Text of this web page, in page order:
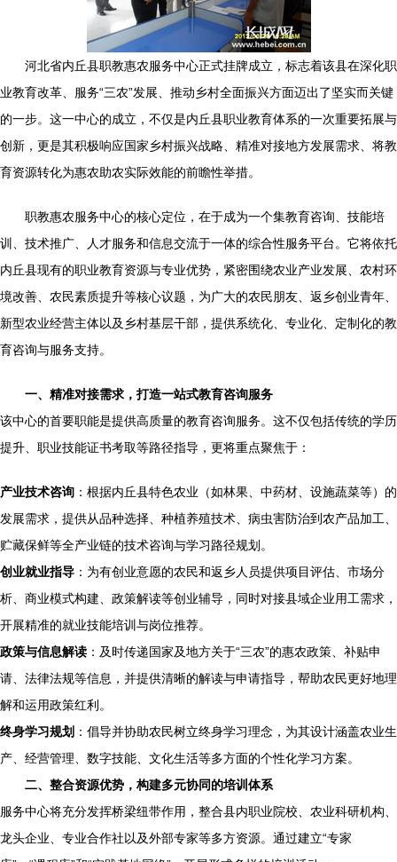
河北省内丘县职教惠农服务中心正式挂牌成立，标志着该县在深化职
业教育改革、服务“三农”发展、推动乡村全面振兴方面迈出了坚实而关键
的一步。这一中心的成立，不仅是内丘县职业教育体系的一次重要拓展与
创新，更是其积极响应国家乡村振兴战略、精准对接地方发展需求、将教
育资源转化为惠农助农实际效能的前瞻性举措。
职教惠农服务中心的核心定位，在于成为一个集教育咨询、技能培
训、技术推广、人才服务和信息交流于一体的综合性服务平台。它将依托
内丘县现有的职业教育资源与专业优势，紧密围绕农业产业发展、农村环
境改善、农民素质提升等核心议题，为广大的农民朋友、返乡创业青年、
新型农业经营主体以及乡村基层干部，提供系统化、专业化、定制化的教
育咨询与服务支持。
一、精准对接需求，打造一站式教育咨询服务
该中心的首要职能是提供高质量的教育咨询服务。这不仅包括传统的学历
提升、职业技能证书考取等路径指导，更将重点聚焦于：
产业技术咨询 ：根据内丘县特色农业（如林果、中药材、设施蔬菜等）的
发展需求，提供从品种选择、种植养殖技术、病虫害防治到农产品加工、
贮藏保鲜等全产业链的技术咨询与学习路径规划。
创业就业指导 ：为有创业意愿的农民和返乡人员提供项目评估、市场分
析、商业模式构建、政策解读等创业辅导，同时对接县域企业用工需求，
开展精准的就业技能培训与岗位推荐。
政策与信息解读 ：及时传递国家及地方关于“三农”的惠农政策、补贴申
请、法律法规等信息，并提供清晰的解读与申请指导，帮助农民更好地理
解和运用政策红利。
终身学习规划 ：倡导并协助农民树立终身学习理念，为其设计涵盖农业生
产、经营管理、数字技能、文化生活等多方面的个性化学习方案。
二、整合资源优势，构建多元协同的培训体系
服务中心将充分发挥桥梁纽带作用，整合县内职业院校、农业科研机构、
龙头企业、专业合作社以及外部专家等多方资源。通过建立“专家